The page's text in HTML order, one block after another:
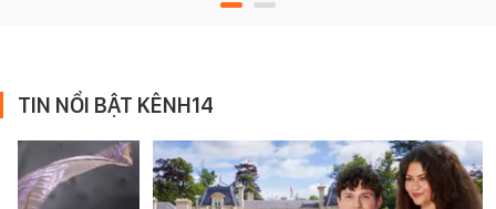
TIN NỔI BẬT KÊNH14